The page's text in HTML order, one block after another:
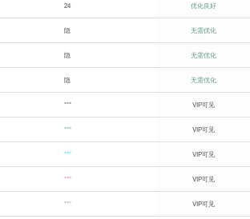
24 优化良好
隐 无需优化
隐 无需优化
隐 无需优化
*** VIP可见
*** VIP可见
*** VIP可见
*** VIP可见
*** VIP可见